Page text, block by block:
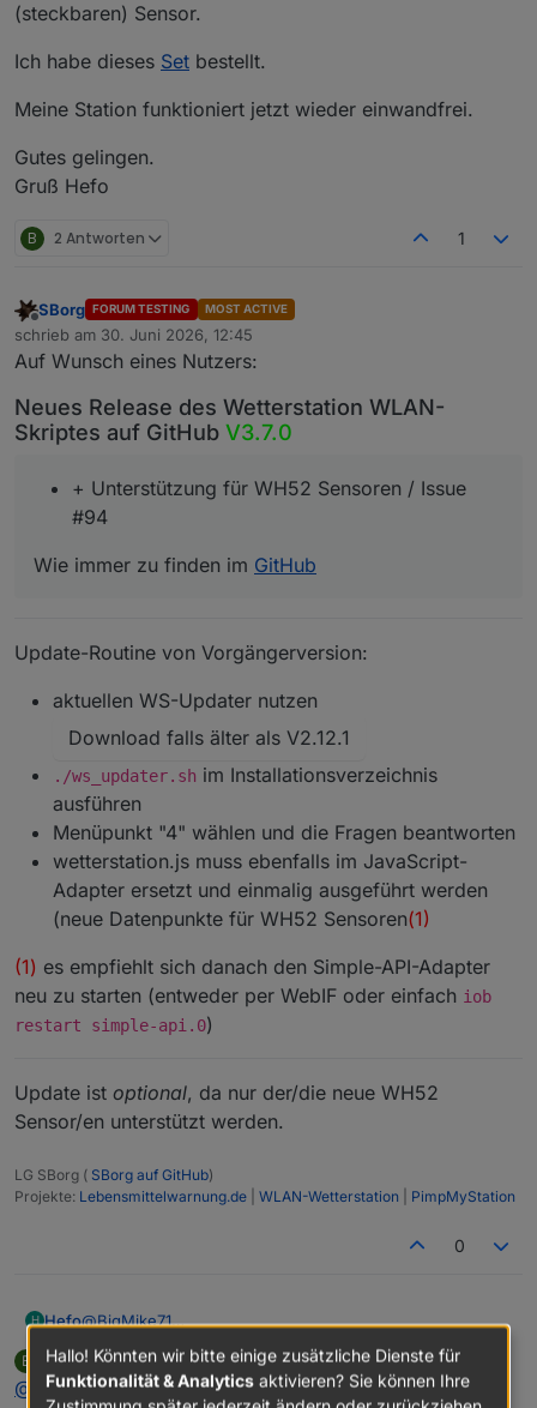
(steckbaren) Sensor.
Ich habe dieses Set bestellt.
Meine Station funktioniert jetzt wieder einwandfrei.
Gutes gelingen.
Gruß Hefo
B 2 Antworten 1
Offline
SBorg FORUM TESTING MOST ACTIVE
schrieb am 30. Juni 2026, 12:45
zuletzt editiert von
Auf Wunsch eines Nutzers:
Neues Release des Wetterstation WLAN-
Skriptes auf GitHub V3.7.0
+ Unterstützung für WH52 Sensoren / Issue
#94
Wie immer zu finden im GitHub
Update-Routine von Vorgängerversion:
aktuellen WS-Updater nutzen
Download falls älter als V2.12.1
./ws_updater.sh im Installationsverzeichnis
ausführen
Menüpunkt "4" wählen und die Fragen beantworten
wetterstation.js muss ebenfalls im JavaScript-
Adapter ersetzt und einmalig ausgeführt werden
(neue Datenpunkte für WH52 Sensoren(1)
(1) es empfiehlt sich danach den Simple-API-Adapter
neu zu starten (entweder per WebIF oder einfach iob
restart simple-api.0)
Update ist optional, da nur der/die neue WH52
Sensor/en unterstützt werden.
LG SBorg ( SBorg auf GitHub)
Projekte: Lebensmittelwarnung.de WLAN-Wetterstation PimpMyStation
0
H Hefo@BigMike71
Der Austausch des alten gegen den neuen
Temp-/Feuchte-Kombisensor war problemlos. Nur ein
B
Offline
BigMike71schrieb am30. Juni 2026, 16:50
zuletzt editiert von
@
Hefo
Hallo! Könnten wir bitte einige zusätzliche Dienste für
Funktionalität & Analytics aktivieren? Sie können Ihre